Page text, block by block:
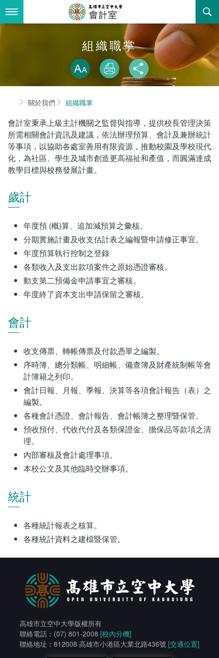
到
要
內
組織職掌
聯絡資訊
活動花絮
諮詢信箱
業務服務
法令規章
性別統計專區
常見問答
書表下載
回空大首頁
組織職掌
略過字型切
放大
列印 分享
首頁關於我們 組織職掌
會計室秉承上級主計機關之監督與指導，提供校長管理決策
所需相關會計資訊及建議，依法辦理預算、會計及兼辦統計
等事項，以協助各處室善用有限資源，推動校園及學校現代
化，為社區、學生及城市創造更高福祉和產值，而圓滿達成
教學目標與校務發展計畫。
歲計
年度預 (概)算、追加減預算之彙核。
分期實施計畫及收支估計表之編報暨申請修正事宜。
年度預算執行控制之登錄
各類收入及支出款項案件之原始憑證審核。
動支第二預備金申請事宜之審核。
年度終了資本支出申請保留之審核。
會計
收支傳票、轉帳傳票及付款憑單之編製。
序時簿、總分類帳、明細帳、備查簿及財產統制帳等會
計簿籍之列印。
會計日報、月報、季報、決算等各項會計報告（表）之
編製。
各種會計憑證、會計報告、會計帳簿之整理暨保管。
預收預付、代收代付及各類保證金、擔保品等款項之清
理。
內部審核及會計處理事項。
本校公文及其他臨時交辦事項。
統計
各種統計報表之核算。
各種統計資料之建檔暨保管。
高雄市立空中大學版權所有
聯絡電話：(07) 801-2008 [校內分機]
聯絡地址：812008 高雄市小港區大業北路436號 [交通位置]